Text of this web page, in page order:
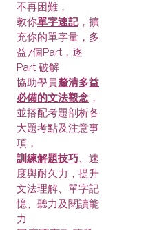
不再困難，
教你單字速記，擴
充你的單字量，多
益7個Part，逐
Part 破解
協助學員釐清多益
必備的文法觀念 ，
並搭配考題剖析各
大題考點及注意事
項，
訓練解題技巧、速
度與耐久力，提升
文法理解、單字記
憶、聽力及閱讀能
力